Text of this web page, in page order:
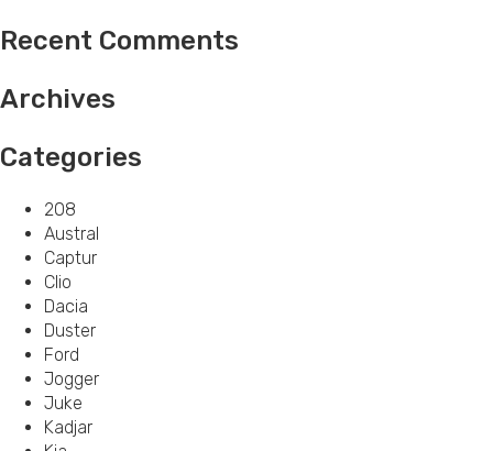
Recent Comments
Archives
Categories
208
Austral
Captur
Clio
Dacia
Duster
Ford
Jogger
Juke
Kadjar